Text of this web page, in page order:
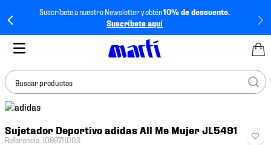
Suscríbete a nuestro Newsletter y obtén10% de descuento.
Suscríbete aquí
Buscar productos
Sujetador Deportivo adidas All Me Mujer JL5491
Referencia:1099711002
BUSCADOS